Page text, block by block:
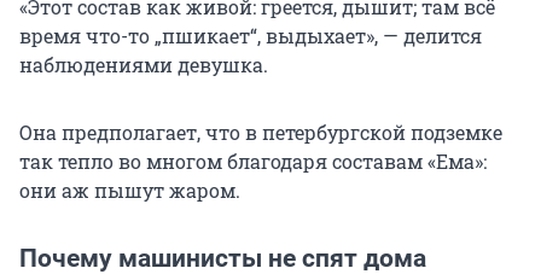
«Этот состав как живой: греется, дышит; там всё
время что-то „пшикает“, выдыхает», — делится
наблюдениями девушка.
Она предполагает, что в петербургской подземке
так тепло во многом благодаря составам «Ема»:
они аж пышут жаром.
Почему машинисты не спят дома